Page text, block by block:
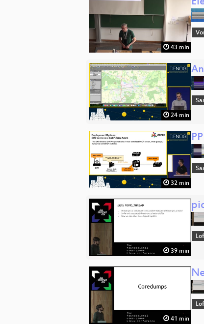
43 min
24 min
32 min
39 min
41 min